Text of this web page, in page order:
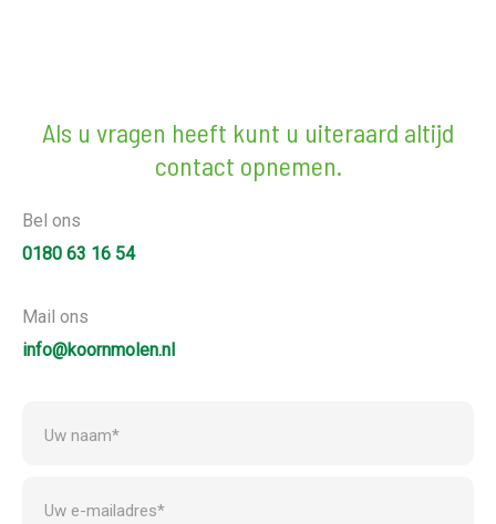
Als u vragen heeft kunt u uiteraard altijd
contact opnemen.
Bel ons
0180 63 16 54
Mail ons
info@koornmolen.nl
Uw naam*
Uw e-mailadres*